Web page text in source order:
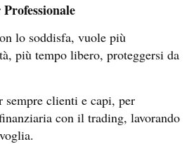
lo soddisfa, vuole più
più tempo libero, proteggersi da
sempre clienti e capi, per
con il trading, lavorando